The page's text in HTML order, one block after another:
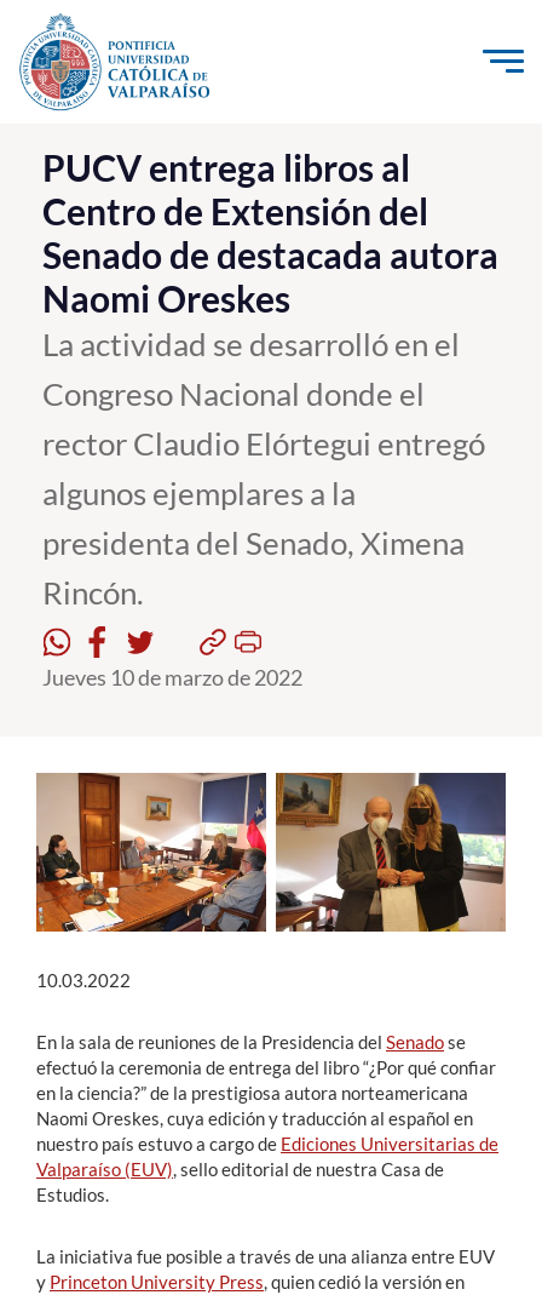
Click acá para ir directamente al contenido
La Universidad
Investigación, Creación e Innovación
PUCV Internacional
Vinculación con el Medio
Admisión
Pregrado
Postgrado
Formación Continua
Estudiantes
Académicos
English
PUCV entrega libros al
Centro de Extensión del
Senado de destacada autora
Naomi Oreskes
La actividad se desarrolló en el
Congreso Nacional donde el
rector Claudio Elórtegui entregó
algunos ejemplares a la
presidenta del Senado, Ximena
Rincón.
Jueves 10 de marzo de 2022
10.03.2022
En la sala de reuniones de la Presidencia del Senadose
efectuó la ceremonia de entrega del libro “¿Por qué confiar
en la ciencia?” de la prestigiosa autora norteamericana
Naomi Oreskes, cuya edición y traducción al español en
nuestro país estuvo a cargo de Ediciones Universitarias de
Valparaíso (EUV), sello editorial de nuestra Casa de
Estudios.
La iniciativa fue posible a través de una alianza entre EUV
y Princeton University Press, quien cedió la versión en